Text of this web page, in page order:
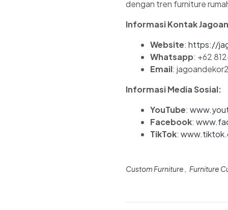
dengan tren furniture
Informasi Kontak
Website: https://
Whatsapp: +62
Email:
Informasi Media Sosial:
YouTube:
Facebook:
TikTok:
Custom Furniture Furniture